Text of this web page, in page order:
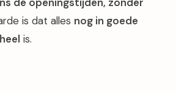
is dat alles nog in goede
is.